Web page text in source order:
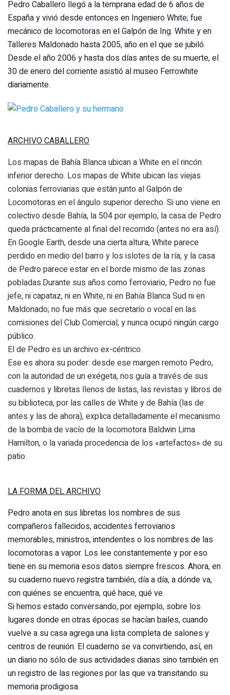
Pedro Caballero llegó a la temprana edad de 6 años de
España y vivió desde entonces en Ingeniero White; fue
mecánico de locomotoras en el Galpón de Ing. White y en
Talleres Maldonado hasta 2005, año en el que se jubiló.
Desde el año 2006 y hasta dos días antes de su muerte, el
30 de enero del corriente asistió al museo Ferrowhite
diariamente.
ARCHIVO CABALLERO
Los mapas de Bahía Blanca ubican a White en el rincón
inferior derecho. Los mapas de White ubican las viejas
colonias ferroviarias que están junto al Galpón de
Locomotoras en el ángulo superior derecho. Si uno viene en
colectivo desde Bahía, la 504 por ejemplo, la casa de Pedro
queda prácticamente al final del recorrido (antes no era así).
En Google Earth, desde una cierta altura, White parece
perdido en medio del barro y los islotes de la ría, y la casa
de Pedro parece estar en el borde mismo de las zonas
pobladas.Durante sus años como ferroviario, Pedro no fue
jefe, ni capataz, ni en White, ni en Bahía Blanca Sud ni en
Maldonado; no fue más que secretario o vocal en las
comisiones del Club Comercial; y nunca ocupó ningún cargo
público.
El de Pedro es un archivo ex-céntrico.
Ese es ahora su poder: desde ese margen remoto Pedro,
con la autoridad de un exégeta, nos guía a través de sus
cuadernos y libretas llenos de listas, las revistas y libros de
su biblioteca, por las calles de White y de Bahía (las de
antes y las de ahora), explica detalladamente el mecanismo
de la bomba de vacío de la locomotora Baldwin Lima
Hamilton, o la variada procedencia de los «artefactos» de su
patio.
LA FORMA DEL ARCHIVO
Pedro anota en sus libretas los nombres de sus
compañeros fallecidos, accidentes ferroviarios
memorables, ministros, intendentes o los nombres de las
locomotoras a vapor. Los lee constantemente y por eso
tiene en su memoria esos datos siempre frescos. Ahora, en
su cuaderno nuevo registra también, día a día, a dónde va,
con quiénes se encuentra, qué hace, qué ve.
Si hemos estado conversando, por ejemplo, sobre los
lugares donde en otras épocas se hacían bailes, cuando
vuelve a su casa agrega una lista completa de salones y
centros de reunión. El cuaderno se va convirtiendo, así, en
un diario no sólo de sus actividades diarias sino también en
un registro de las regiones por las que va transitando su
memoria prodigiosa.